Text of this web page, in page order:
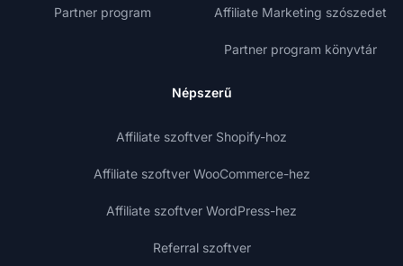
Partner program Affiliate Marketing szószedet
Partner program könyvtár
Népszerű
Affiliate szoftver Shopify-hoz
Affiliate szoftver WooCommerce-hez
Affiliate szoftver WordPress-hez
Referral szoftver